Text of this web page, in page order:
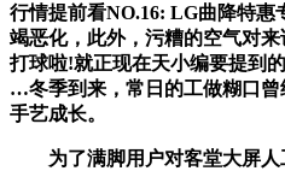
行情提前看NO.16: LG曲降特惠
竭恶化，此外，污糟的空气对
打球啦!就正现在天小编要提到
…冬季到来，常日的工做糊口
手艺成长。
为了满脚用户对客堂大屏人